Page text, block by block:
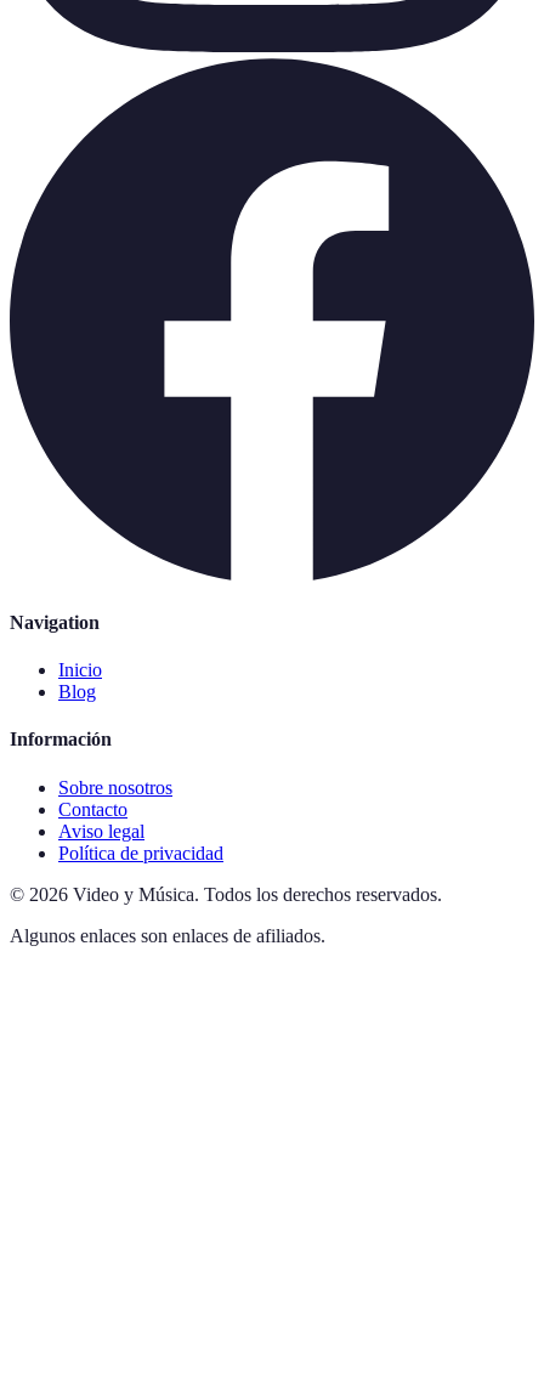
Navigation
Inicio
Blog
Información
Sobre nosotros
Contacto
Aviso legal
Política de privacidad
© 2026 Video y Música. Todos los derechos reservados.
Algunos enlaces son enlaces de afiliados.